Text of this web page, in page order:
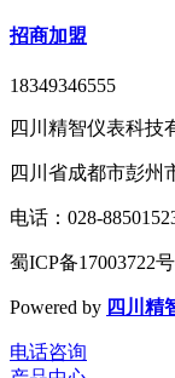
招商加盟
18349346555
四川精智仪表科技
四川省成都市彭州
电话：028-
蜀ICP备17003722号
Powered by 四川精
电话咨询